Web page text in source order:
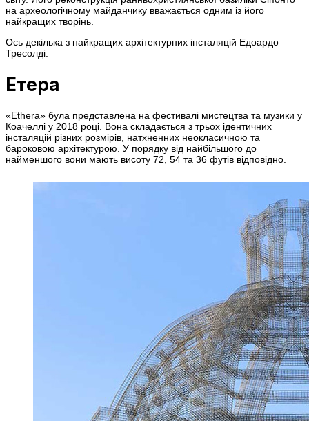
на археологічному майданчику вважається одним із його
найкращих творінь.
Ось декілька з найкращих архітектурних інсталяцій Едоардо
Тресолді.
Етера
«Ethera» була представлена на фестивалі мистецтва та музики у
Коачеллі у 2018 році. Вона складається з трьох ідентичних
інсталяцій різних розмірів, натхненних неокласичною та
бароковою архітектурою. У порядку від найбільшого до
найменшого вони мають висоту 72, 54 та 36 футів відповідно.